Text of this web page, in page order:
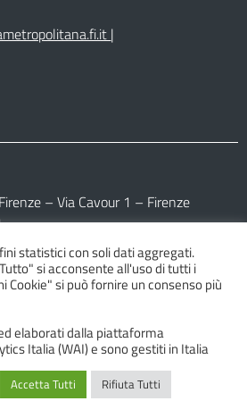
|
– Via Cavour 1 – Firenze
04 89
45 04 80
© 2026 Città Metropolitana di Firenze
statistici con soli dati aggregati.
si acconsente all'uso di tutti i
Cookie" si può fornire un consenso più
elaborati dalla piattaforma
Italia (WAI) e sono gestiti in Italia
Accetta Tutti Rifiuta Tutti